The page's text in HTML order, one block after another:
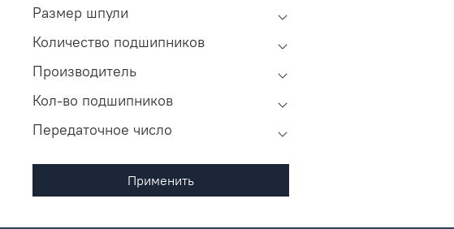
Размер шпули
Количество подшипников
Производитель
Кол-во подшипников
Передаточное число
Применить